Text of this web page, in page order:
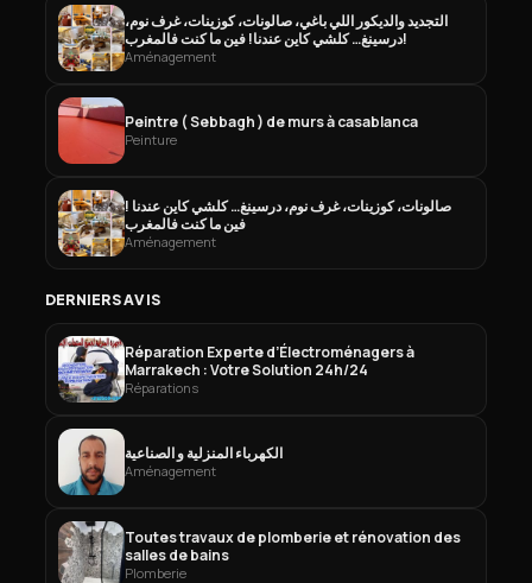
التجديد والديكور اللي باغي، صالونات، كوزينات، غرف نوم،
درسينغ… كلشي كاين عندنا! فين ما كنت فالمغرب!
Aménagement
Peintre ( Sebbagh ) de murs à casablanca
Peinture
صالونات، كوزينات، غرف نوم، درسينغ… كلشي كاين عندنا !
فين ما كنت فالمغرب
Aménagement
DERNIERS AVIS
Réparation Experte d’Électroménagers à
Marrakech : Votre Solution 24h/24
Réparations
الكهرباء المنزلية و الصناعية
Aménagement
Toutes travaux de plomberie et rénovation des
salles de bains
Plomberie